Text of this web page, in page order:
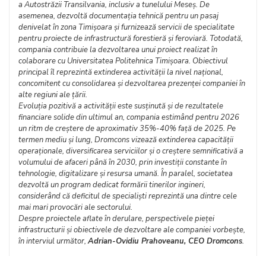
a Autostrăzii Transilvania, inclusiv a tunelului Meseș. De
asemenea, dezvoltă documentația tehnică pentru un pasaj
denivelat în zona Timișoara și furnizează servicii de specialitate
pentru proiecte de infrastructură forestieră și feroviară. Totodată,
compania contribuie la dezvoltarea unui proiect realizat în
colaborare cu Universitatea Politehnica Timișoara. Obiectivul
principal îl reprezintă extinderea activității la nivel național,
concomitent cu consolidarea și dezvoltarea prezenței companiei în
alte regiuni ale țării.
Evoluția pozitivă a activității este susținută și de rezultatele
financiare solide din ultimul an, compania estimând pentru 2026
un ritm de creștere de aproximativ 35%-40% față de 2025. Pe
termen mediu și lung, Dromcons vizează extinderea capacității
operaționale, diversificarea serviciilor și o creștere semnificativă a
volumului de afaceri până în 2030, prin investiții constante în
tehnologie, digitalizare și resursa umană. În paralel, societatea
dezvoltă un program dedicat formării tinerilor ingineri,
considerând că deficitul de specialiști reprezintă una dintre cele
mai mari provocări ale sectorului.
Despre proiectele aflate în derulare, perspectivele pieței
infrastructurii și obiectivele de dezvoltare ale companiei vorbește,
în interviul următor,Adrian-Ovidiu Prahoveanu, CEO Dromcons.